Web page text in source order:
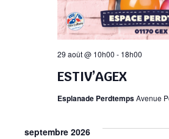
ESTIV’AGEX
29 août @ 10h00 - 18h00
Esplanade PerdtempsAvenue
septembre 2026